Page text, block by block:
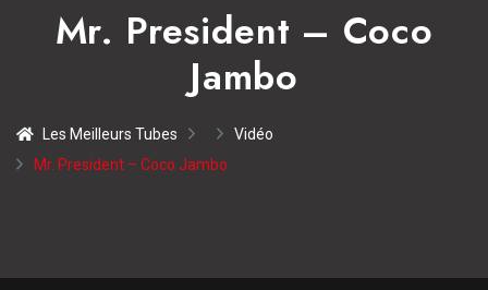
Mr. President – Coco
Jambo
Les Meilleurs Tubes
Vidéo
Mr. President – Coco Jambo